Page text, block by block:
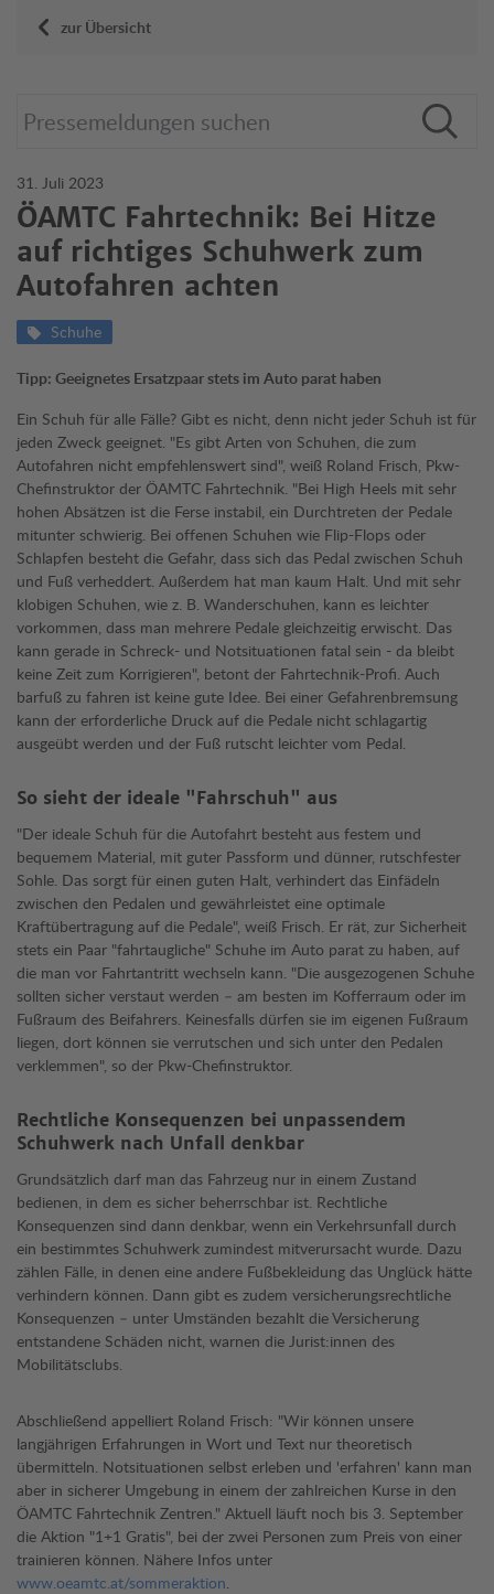
zur Übersicht
31. Juli 2023
ÖAMTC Fahrtechnik: Bei Hitze
auf richtiges Schuhwerk zum
Autofahren achten
Schuhe
Tipp: Geeignetes Ersatzpaar stets im Auto parat haben
Ein Schuh für alle Fälle? Gibt es nicht, denn nicht jeder Schuh ist für
jeden Zweck geeignet. "Es gibt Arten von Schuhen, die zum
Autofahren nicht empfehlenswert sind", weiß Roland Frisch, Pkw-
Chefinstruktor der ÖAMTC Fahrtechnik. "Bei High Heels mit sehr
hohen Absätzen ist die Ferse instabil, ein Durchtreten der Pedale
mitunter schwierig. Bei offenen Schuhen wie Flip-Flops oder
Schlapfen besteht die Gefahr, dass sich das Pedal zwischen Schuh
und Fuß verheddert. Außerdem hat man kaum Halt. Und mit sehr
klobigen Schuhen, wie z. B. Wanderschuhen, kann es leichter
vorkommen, dass man mehrere Pedale gleichzeitig erwischt. Das
kann gerade in Schreck- und Notsituationen fatal sein - da bleibt
keine Zeit zum Korrigieren", betont der Fahrtechnik-Profi. Auch
barfuß zu fahren ist keine gute Idee. Bei einer Gefahrenbremsung
kann der erforderliche Druck auf die Pedale nicht schlagartig
ausgeübt werden und der Fuß rutscht leichter vom Pedal.
So sieht der ideale "Fahrschuh" aus
"Der ideale Schuh für die Autofahrt besteht aus festem und
bequemem Material, mit guter Passform und dünner, rutschfester
Sohle. Das sorgt für einen guten Halt, verhindert das Einfädeln
zwischen den Pedalen und gewährleistet eine optimale
Kraftübertragung auf die Pedale", weiß Frisch. Er rät, zur Sicherheit
stets ein Paar "fahrtaugliche" Schuhe im Auto parat zu haben, auf
die man vor Fahrtantritt wechseln kann. "Die ausgezogenen Schuhe
sollten sicher verstaut werden – am besten im Kofferraum oder im
Fußraum des Beifahrers. Keinesfalls dürfen sie im eigenen Fußraum
liegen, dort können sie verrutschen und sich unter den Pedalen
verklemmen", so der Pkw-Chefinstruktor.
Rechtliche Konsequenzen bei unpassendem
Schuhwerk nach Unfall denkbar
Grundsätzlich darf man das Fahrzeug nur in einem Zustand
bedienen, in dem es sicher beherrschbar ist. Rechtliche
Konsequenzen sind dann denkbar, wenn ein Verkehrsunfall durch
ein bestimmtes Schuhwerk zumindest mitverursacht wurde. Dazu
zählen Fälle, in denen eine andere Fußbekleidung das Unglück hätte
verhindern können. Dann gibt es zudem versicherungsrechtliche
Konsequenzen – unter Umständen bezahlt die Versicherung
entstandene Schäden nicht, warnen die Jurist:innen des
Mobilitätsclubs.
Abschließend appelliert Roland Frisch: "Wir können unsere
langjährigen Erfahrungen in Wort und Text nur theoretisch
übermitteln. Notsituationen selbst erleben und 'erfahren' kann man
aber in sicherer Umgebung in einem der zahlreichen Kurse in den
ÖAMTC Fahrtechnik Zentren." Aktuell läuft noch bis 3. September
die Aktion "1+1 Gratis", bei der zwei Personen zum Preis von einer
trainieren können. Nähere Infos unter
www.oeamtc.at/sommeraktion.